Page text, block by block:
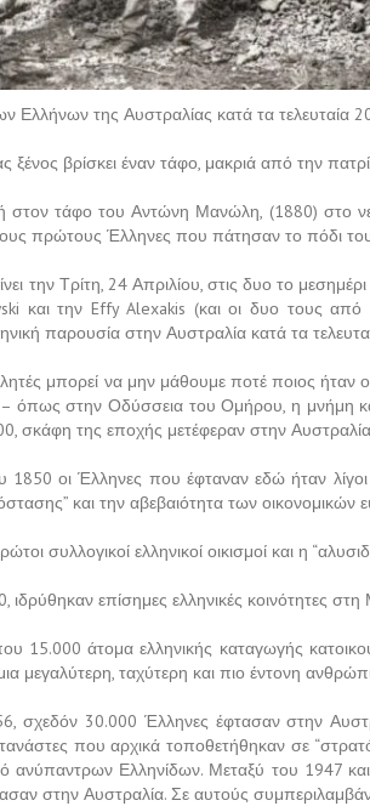
Ελλήνων της Αυστραλίας κατά τα τελευταία
ξένος βρίσκει έναν τάφο, μακριά από την
στον τάφο του Αντώνη Μανώλη, (1880) στο
πρώτους Έλληνες που πάτησαν το πόδι
την Τρίτη, 24 Απριλίου, στις δυο το
και την Effy Alexakis (και οι δυο τους από
παρουσία στην Αυστραλία κατά τα
μπορεί να μην μάθουμε ποτέ ποιος
όπως στην Οδύσσεια του Ομήρου, η μνήμη
σκάφη της εποχής μετέφεραν στην
1850 οι Έλληνες που έφταναν εδώ ήταν
και την αβεβαιότητα των οικονομικών
συλλογικοί ελληνικοί οικισμοί και η
ιδρύθηκαν επίσημες ελληνικές κοινότητες στη
15.000 άτομα ελληνικής καταγωγής
μεγαλύτερη, ταχύτερη και πιο έντονη
σχεδόν 30.000 Έλληνες έφτασαν στην
που αρχικά τοποθετήθηκαν σε
ανύπαντρων Ελληνίδων. Μεταξύ του 1947
στην Αυστραλία. Σε αυτούς